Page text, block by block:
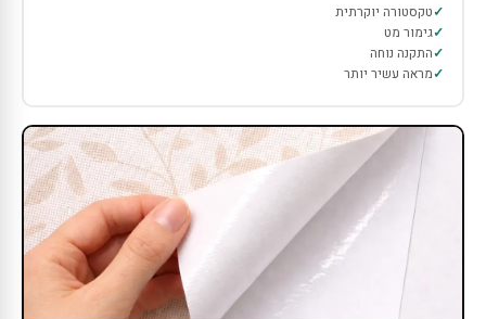
טקסטורה יוקרתית
גימור מט
התקנה נוחה
מראה עשיר יותר